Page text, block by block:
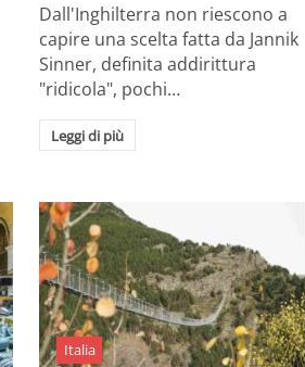
Dall'Inghilterra non riescono a
capire una scelta fatta da Jannik
Sinner, definita addirittura
"ridicola", pochi…
Leggi di più
Italia